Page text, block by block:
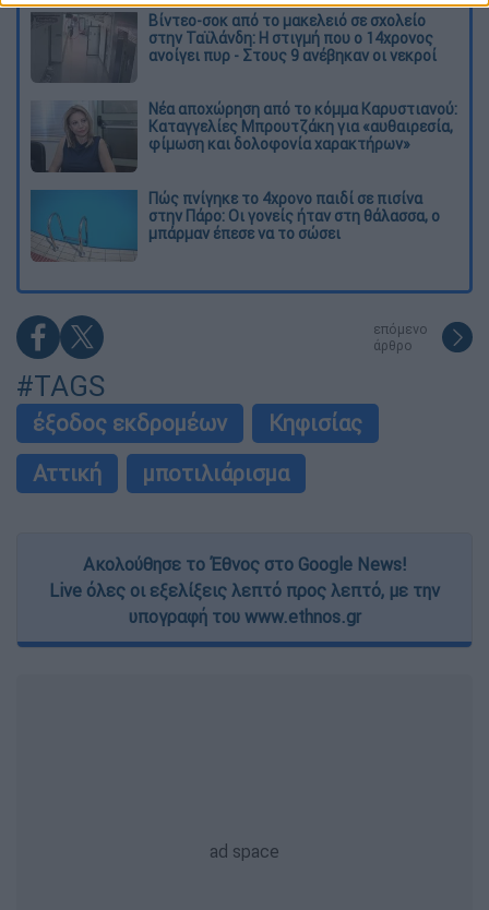
Βίντεο-σοκ από το μακελειό σε σχολείο
στην Ταϊλάνδη: Η στιγμή που ο 14χρονος
ανοίγει πυρ - Στους 9 ανέβηκαν οι νεκροί
Νέα αποχώρηση από το κόμμα Καρυστιανού:
Καταγγελίες Μπρουτζάκη για «αυθαιρεσία,
φίμωση και δολοφονία χαρακτήρων»
Πώς πνίγηκε το 4χρονο παιδί σε πισίνα
στην Πάρο: Οι γονείς ήταν στη θάλασσα, ο
μπάρμαν έπεσε να το σώσει
επόμενο
άρθρο
#TAGS
έξοδος εκδρομέων
Κηφισίας
Αττική
μποτιλιάρισμα
Ακολούθησε το Έθνος στο Google News!
Live όλες οι εξελίξεις λεπτό προς λεπτό, με την
υπογραφή του www.ethnos.gr